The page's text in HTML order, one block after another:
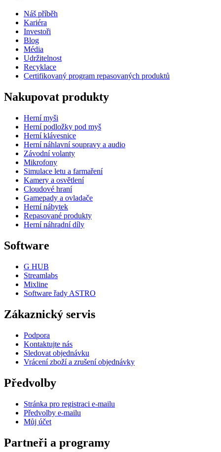
Náš příběh
Kariéra
Investoři
Blog
Média
Udržitelnost
Recyklace
Certifikovaný program repasovaných produktů
Nakupovat produkty
Herní myši
Herní podložky pod myš
Herní klávesnice
Herní náhlavní soupravy a audio
Závodní volanty
Mikrofony
Simulace letu a farmaření
Kamery a osvětlení
Cloudové hraní
Gamepady a ovladače
Herní nábytek
Repasované produkty
Herní náhradní díly
Software
G HUB
Streamlabs
Mixline
Software řady ASTRO
Zákaznický servis
Podpora
Kontaktujte nás
Sledovat objednávku
Vrácení zboží a zrušení objednávky
Předvolby
Stránka pro registraci e-mailu
Předvolby e-mailu
Můj účet
Partneři a programy